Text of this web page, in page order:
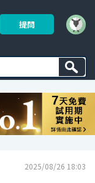
提問
2025/08/26 18:03